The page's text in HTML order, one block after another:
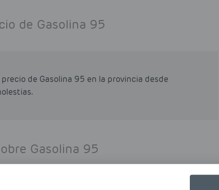
de Gasolina 95
de Gasolina 95 en la provincia desde
Gasolina 95